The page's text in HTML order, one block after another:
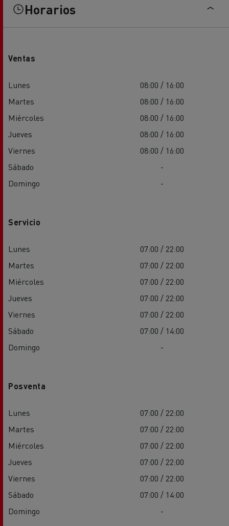
Horarios
Ventas
Lunes
08:00 / 16:00
Martes
08:00 / 16:00
Miércoles
08:00 / 16:00
Jueves
08:00 / 16:00
Viernes
08:00 / 16:00
Sábado
-
Domingo
-
Servicio
Lunes
07:00 / 22:00
Martes
07:00 / 22:00
Miércoles
07:00 / 22:00
Jueves
07:00 / 22:00
Viernes
07:00 / 22:00
Sábado
07:00 / 14:00
Domingo
-
Posventa
Lunes
07:00 / 22:00
Martes
07:00 / 22:00
Miércoles
07:00 / 22:00
Jueves
07:00 / 22:00
Viernes
07:00 / 22:00
Sábado
07:00 / 14:00
Domingo
-